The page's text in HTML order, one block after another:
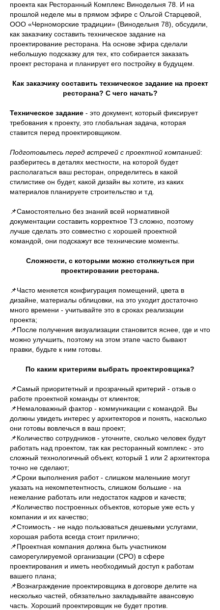
проекта как Ресторанный Комплекс Винодельня 78. И на
прошлой неделе мы в прямом эфире с Ольгой Старцевой,
ООО «Черноморские традиции» (Винодельня 78), обсудили,
как заказчику составить техническое задание на
проектирование ресторана. На основе эфира сделали
небольшую подсказку для тех, кто собирается заказать
проект ресторана и планирует его постройку в будущем.
Как заказчику составить техническое задание на проект
ресторана? С чего начать?
Техническое задание - это документ, который фиксирует
требования к проекту, это глобальная задача, которая
ставится перед проектировщиком.
Подготовьтесь перед встречей с проектной компанией:
разберитесь в деталях местности, на которой будет
располагаться ваш ресторан, определитесь в какой
стилистике он будет, какой дизайн вы хотите, из каких
материалов планируете строительство и т.д.
📌Самостоятельно без знаний всей нормативной
документации составить корректное ТЗ сложно, поэтому
лучше сделать это совместно с хорошей проектной
командой, они подскажут все технические моменты.
Сложности, с которыми можно столкнуться при
проектировании ресторана.
📌Часто меняется конфигурация помещений, цвета в
дизайне, материалы облицовки, на это уходит достаточно
много времени - учитывайте это в сроках реализации
проекта;
📌После получения визуализации становится яснее, где и что
можно улучшить, поэтому на этом этапе часто бывают
правки, будьте к ним готовы.
По каким критериям выбрать проектировщика?
📌Самый приоритетный и прозрачный критерий - отзыв о
работе проектной команды от клиентов;
📌Немаловажный фактор - коммуникации с командой. Вы
должны увидеть интерес у архитекторов и понять, насколько
они готовы вовлечься в ваш проект;
📌Количество сотрудников - уточните, сколько человек будут
работать над проектом, так как ресторанный комплекс - это
сложный технологичный объект, который 1 или 2 архитектора
точно не сделают;
📌Сроки выполнения работ - слишком маленькие могут
указать на некомпетентность, слишком большие - на
нежелание работать или недостаток кадров и качеств;
📌Количество построенных объектов, которые уже есть у
компании и их качество;
📌Стоимость - не надо пользоваться дешевыми услугами,
хорошая работа всегда стоит прилично;
📌Проектная компания должна быть участником
саморегулируемой организации (СРО) в сфере
проектирования и иметь необходимый доступ к работам
вашего плана;
📌Вознаграждение проектировщика в договоре делите на
несколько частей, обязательно закладывайте авансовую
часть. Хороший проектировщик не будет против.